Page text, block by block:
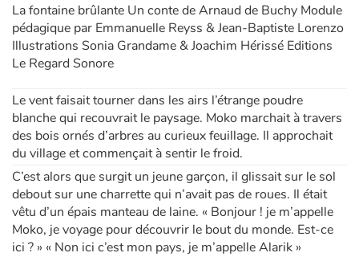
La fontaine brûlante Un conte de Arnaud de Buchy Module
pédagique par Emmanuelle Reyss & Jean-Baptiste Lorenzo
Illustrations Sonia Grandame & Joachim Hérissé Editions
Le Regard Sonore
Le vent faisait tourner dans les airs l’étrange poudre
blanche qui recouvrait le paysage. Moko marchait à travers
des bois ornés d’arbres au curieux feuillage. Il approchait
du village et commençait à sentir le froid.
C’est alors que surgit un jeune garçon, il glissait sur le sol
debout sur une charrette qui n’avait pas de roues. Il était
vêtu d’un épais manteau de laine. « Bonjour ! je m’appelle
Moko, je voyage pour découvrir le bout du monde. Est-ce
ici ? » « Non ici c’est mon pays, je m’appelle Alarik »